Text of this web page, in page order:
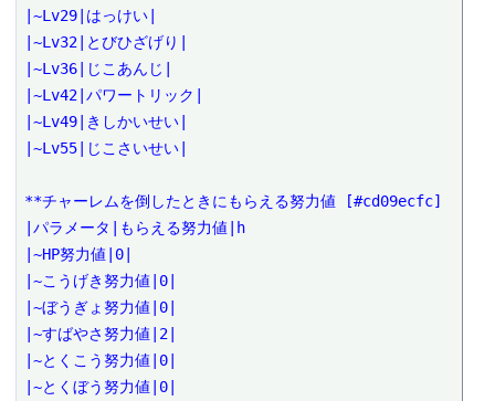
|~Lv29|はっけい|
|~Lv32|とびひざげり|
|~Lv36|じこあんじ|
|~Lv42|パワートリック|
|~Lv49|きしかいせい|
|~Lv55|じこさいせい|
**チャーレムを倒したときにもらえる努力値 [#cd09ecfc]
|パラメータ|もらえる努力値|h
|~HP努力値|0|
|~こうげき努力値|0|
|~ぼうぎょ努力値|0|
|~すばやさ努力値|2|
|~とくこう努力値|0|
|~とくぼう努力値|0|